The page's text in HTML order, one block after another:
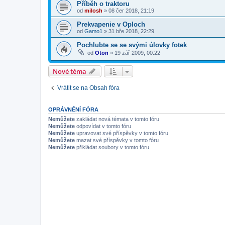
Příběh o traktoru
od milosh » 08 čer 2018, 21:19
Prekvapenie v Oploch
od Gamo1 » 31 bře 2018, 22:29
Pochlubte se se svými úlovky fotek
od Oton » 19 zář 2009, 00:22
Nové téma
Vrátit se na Obsah fóra
OPRÁVNĚNÍ FÓRA
Nemůžete zakládat nová témata v tomto fóru
Nemůžete odpovídat v tomto fóru
Nemůžete upravovat své příspěvky v tomto fóru
Nemůžete mazat své příspěvky v tomto fóru
Nemůžete přikládat soubory v tomto fóru